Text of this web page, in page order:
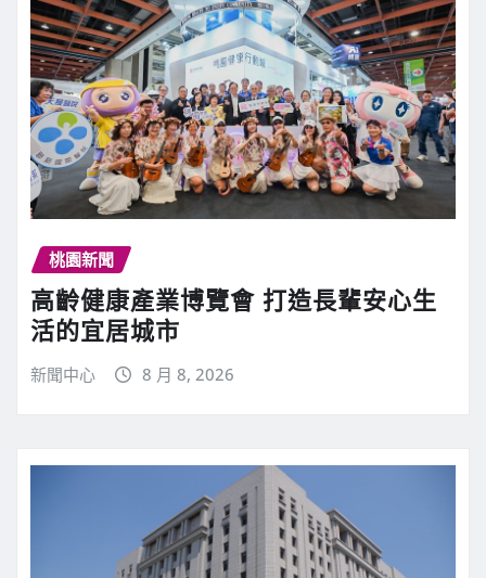
桃園新聞
高齡健康產業博覽會 打造長輩安心生
活的宜居城市
新聞中心 8 月 8, 2026